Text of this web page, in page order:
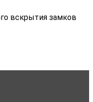
вскрытия замков